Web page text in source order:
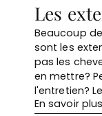
Les
Beaucoup
sont les
pas les
en mettre?
l'entretien?
En savoir plus